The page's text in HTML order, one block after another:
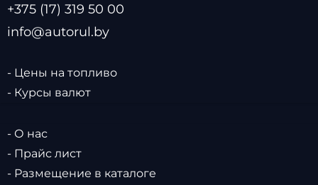
+375 (17) 319 50 00
info@autorul.by
- Цены на топливо
- Курсы валют
- О нас
- Прайс лист
- Размещение в каталоге